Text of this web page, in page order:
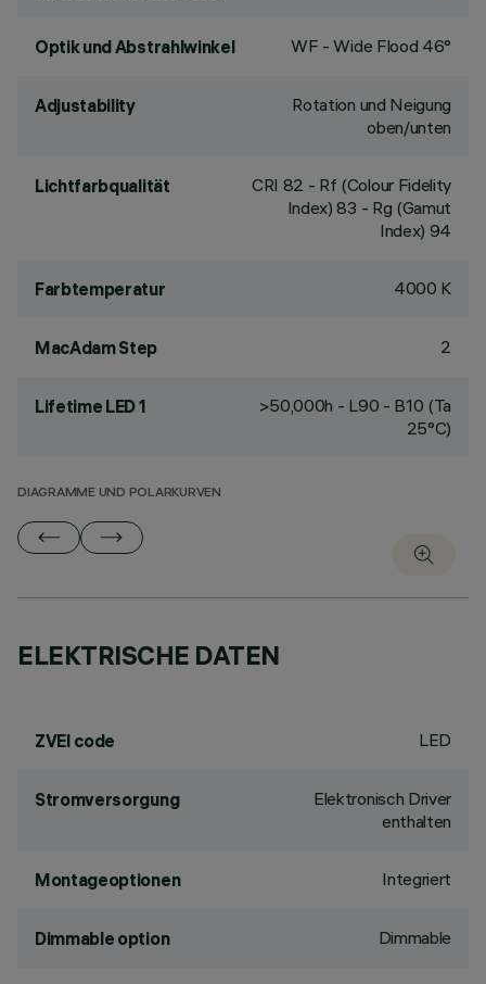
Optik und Abstrahlwinkel WF - Wide Flood 46°
Adjustability
Rotation und Neigung
oben/unten
Lichtfarbqualität CRI 82 - Rf (Colour Fidelity
Index) 83 - Rg (Gamut
Index) 94
Farbtemperatur 4000 K
MacAdam Step 2
Lifetime LED 1
>50,000h - L90 - B10 (Ta
25°C)
DIAGRAMME UND POLARKURVEN
ELEKTRISCHE DATEN
ZVEI code LED
Stromversorgung
Elektronisch Driver
enthalten
Montageoptionen Integriert
Dimmable option Dimmable